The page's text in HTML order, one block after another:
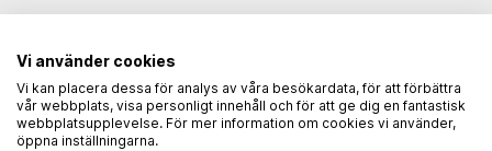
Vi använder cookies
Vi kan placera dessa för analys av våra besökardata, för att förbättra
vår webbplats, visa personligt innehåll och för att ge dig en fantastisk
webbplatsupplevelse. För mer information om cookies vi använder,
öppna inställningarna.